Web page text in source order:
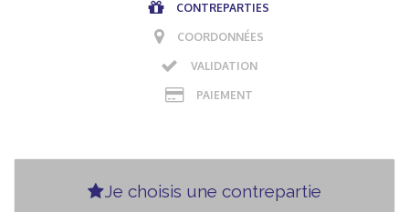
CONTREPARTIES
COORDONNÉES
VALIDATION
PAIEMENT
Je choisis une contrepartie